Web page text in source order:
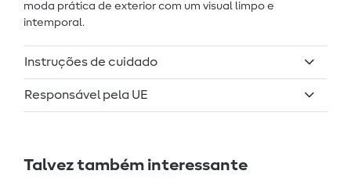
moda prática de exterior com um visual limpo e
intemporal.
Instruções de cuidado
Responsável pela UE
Talvez também interessante